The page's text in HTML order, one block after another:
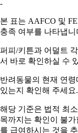
-
본 표는 AAFCO 및
충족 여부를 나타냅니
퍼피/키튼과 어덜트
서 바로 확인하실 수
반려동물의 현재 연
있는지 확인해 주세요.
해당 기준은 법적 최
목까지는 확인이 불가
를 급여하시는 것을